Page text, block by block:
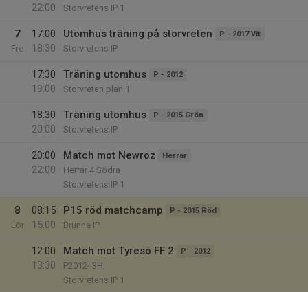
22:00
Storvretens IP 1
7
Fre
17:00
18:30
Utomhus träning på storvreten P - 2017 Vit
Storvretens IP
17:30
19:00
Träning utomhus P - 2012
Storvreten plan 1
18:30
20:00
Träning utomhus P - 2015 Grön
Storvretens IP
20:00
22:00
Match mot Newroz Herrar
Herrar 4 Södra
Storvretens IP 1
8
Lör
08:15
15:00
P15 röd matchcamp P - 2015 Röd
Brunna IP
12:00
13:30
Match mot Tyresö FF 2 P - 2012
P2012- 3H
Storvretens IP 1